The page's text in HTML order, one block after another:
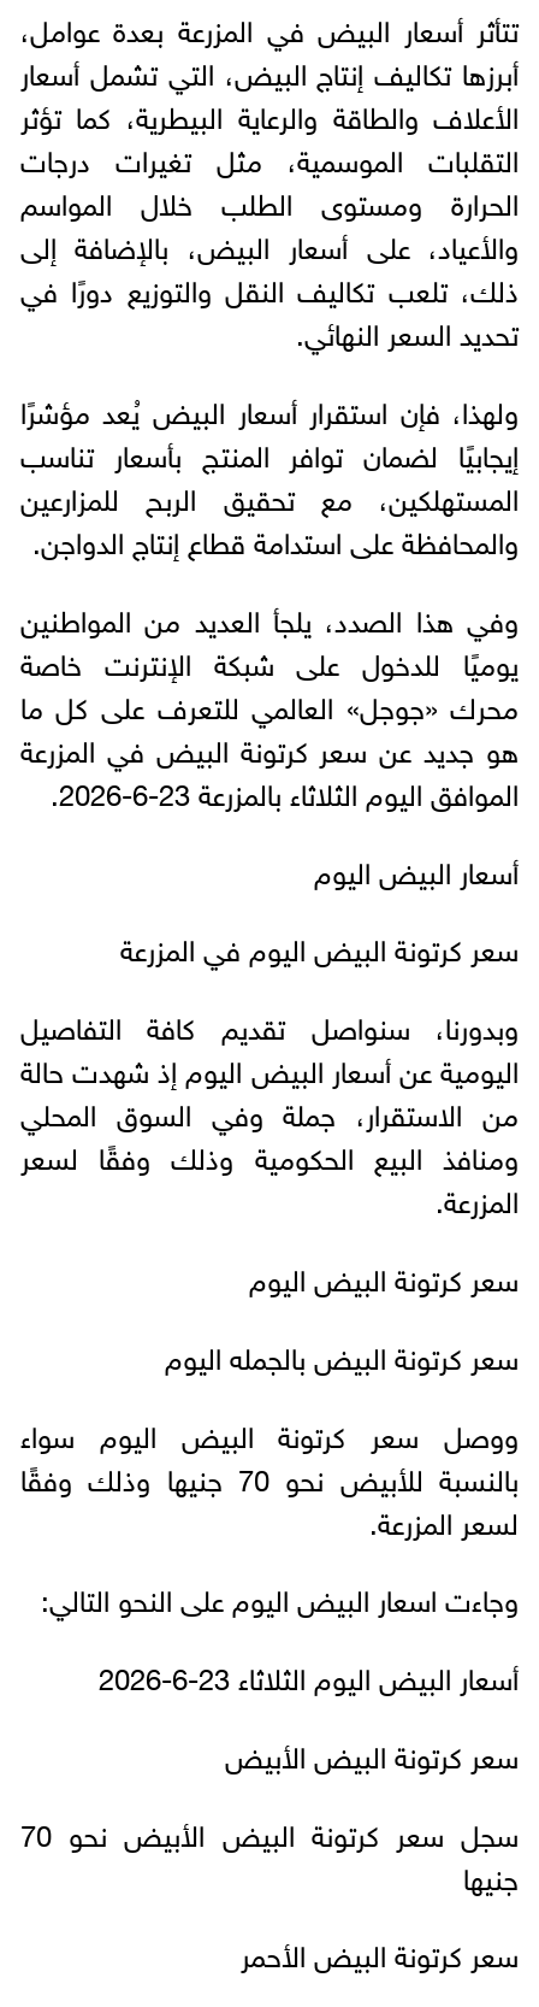
تتأثر أسعار البيض في المزرعة بعدة عوامل،
أبرزها تكاليف إنتاج البيض، التي تشمل أسعار
الأعلاف والطاقة والرعاية البيطرية، كما تؤثر
التقلبات الموسمية، مثل تغيرات درجات
الحرارة ومستوى الطلب خلال المواسم
والأعياد، على أسعار البيض، بالإضافة إلى
ذلك، تلعب تكاليف النقل والتوزيع دورًا في
تحديد السعر النهائي.
ولهذا، فإن استقرار أسعار البيض يُعد مؤشرًا
إيجابيًا لضمان توافر المنتج بأسعار تناسب
المستهلكين، مع تحقيق الربح للمزارعين
والمحافظة على استدامة قطاع إنتاج الدواجن.
وفي هذا الصدد، يلجأ العديد من المواطنين
يوميًا للدخول على شبكة الإنترنت خاصة
محرك «جوجل» العالمي للتعرف على كل ما
هو جديد عن سعر كرتونة البيض في المزرعة
الموافق اليوم الثلاثاء بالمزرعة 23-6-2026.
أسعار البيض اليوم
سعر كرتونة البيض اليوم في المزرعة
وبدورنا، سنواصل تقديم كافة التفاصيل
اليومية عن أسعار البيض اليوم إذ شهدت حالة
من الاستقرار، جملة وفي السوق المحلي
ومنافذ البيع الحكومية وذلك وفقًا لسعر
المزرعة.
سعر كرتونة البيض اليوم
سعر كرتونة البيض بالجمله اليوم
ووصل سعر كرتونة البيض اليوم سواء
بالنسبة للأبيض نحو 70 جنيها وذلك وفقًا
لسعر المزرعة.
وجاءت اسعار البيض اليوم على النحو التالي:
أسعار البيض اليوم الثلاثاء 23-6-2026
سعر كرتونة البيض الأبيض
سجل سعر كرتونة البيض الأبيض نحو 70
جنيها
سعر كرتونة البيض الأحمر